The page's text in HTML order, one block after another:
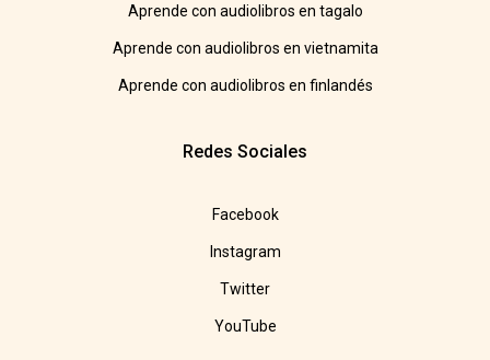
Aprende con audiolibros en tagalo
Aprende con audiolibros en vietnamita
Aprende con audiolibros en finlandés
Redes Sociales
Facebook
Instagram
Twitter
YouTube